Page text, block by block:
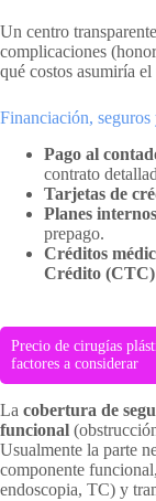
Un centro
complicaciones
qué costos asumiría el
Financiación,
Pago al
contrato
Tarjetas de
Planes
prepago.
Créditos
Crédito (CTC)
Precio de cirugías
factores a considerar
La cobertura de
funcional
Usualmente la parte
componente
endoscopia, TC) y